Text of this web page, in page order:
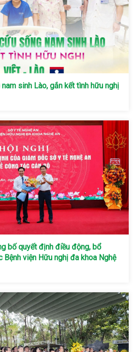
sinh Lào, gắn kết tình hữu nghị
bố quyết định điều động, bổ
Bệnh viện Hữu nghị đa khoa Nghệ